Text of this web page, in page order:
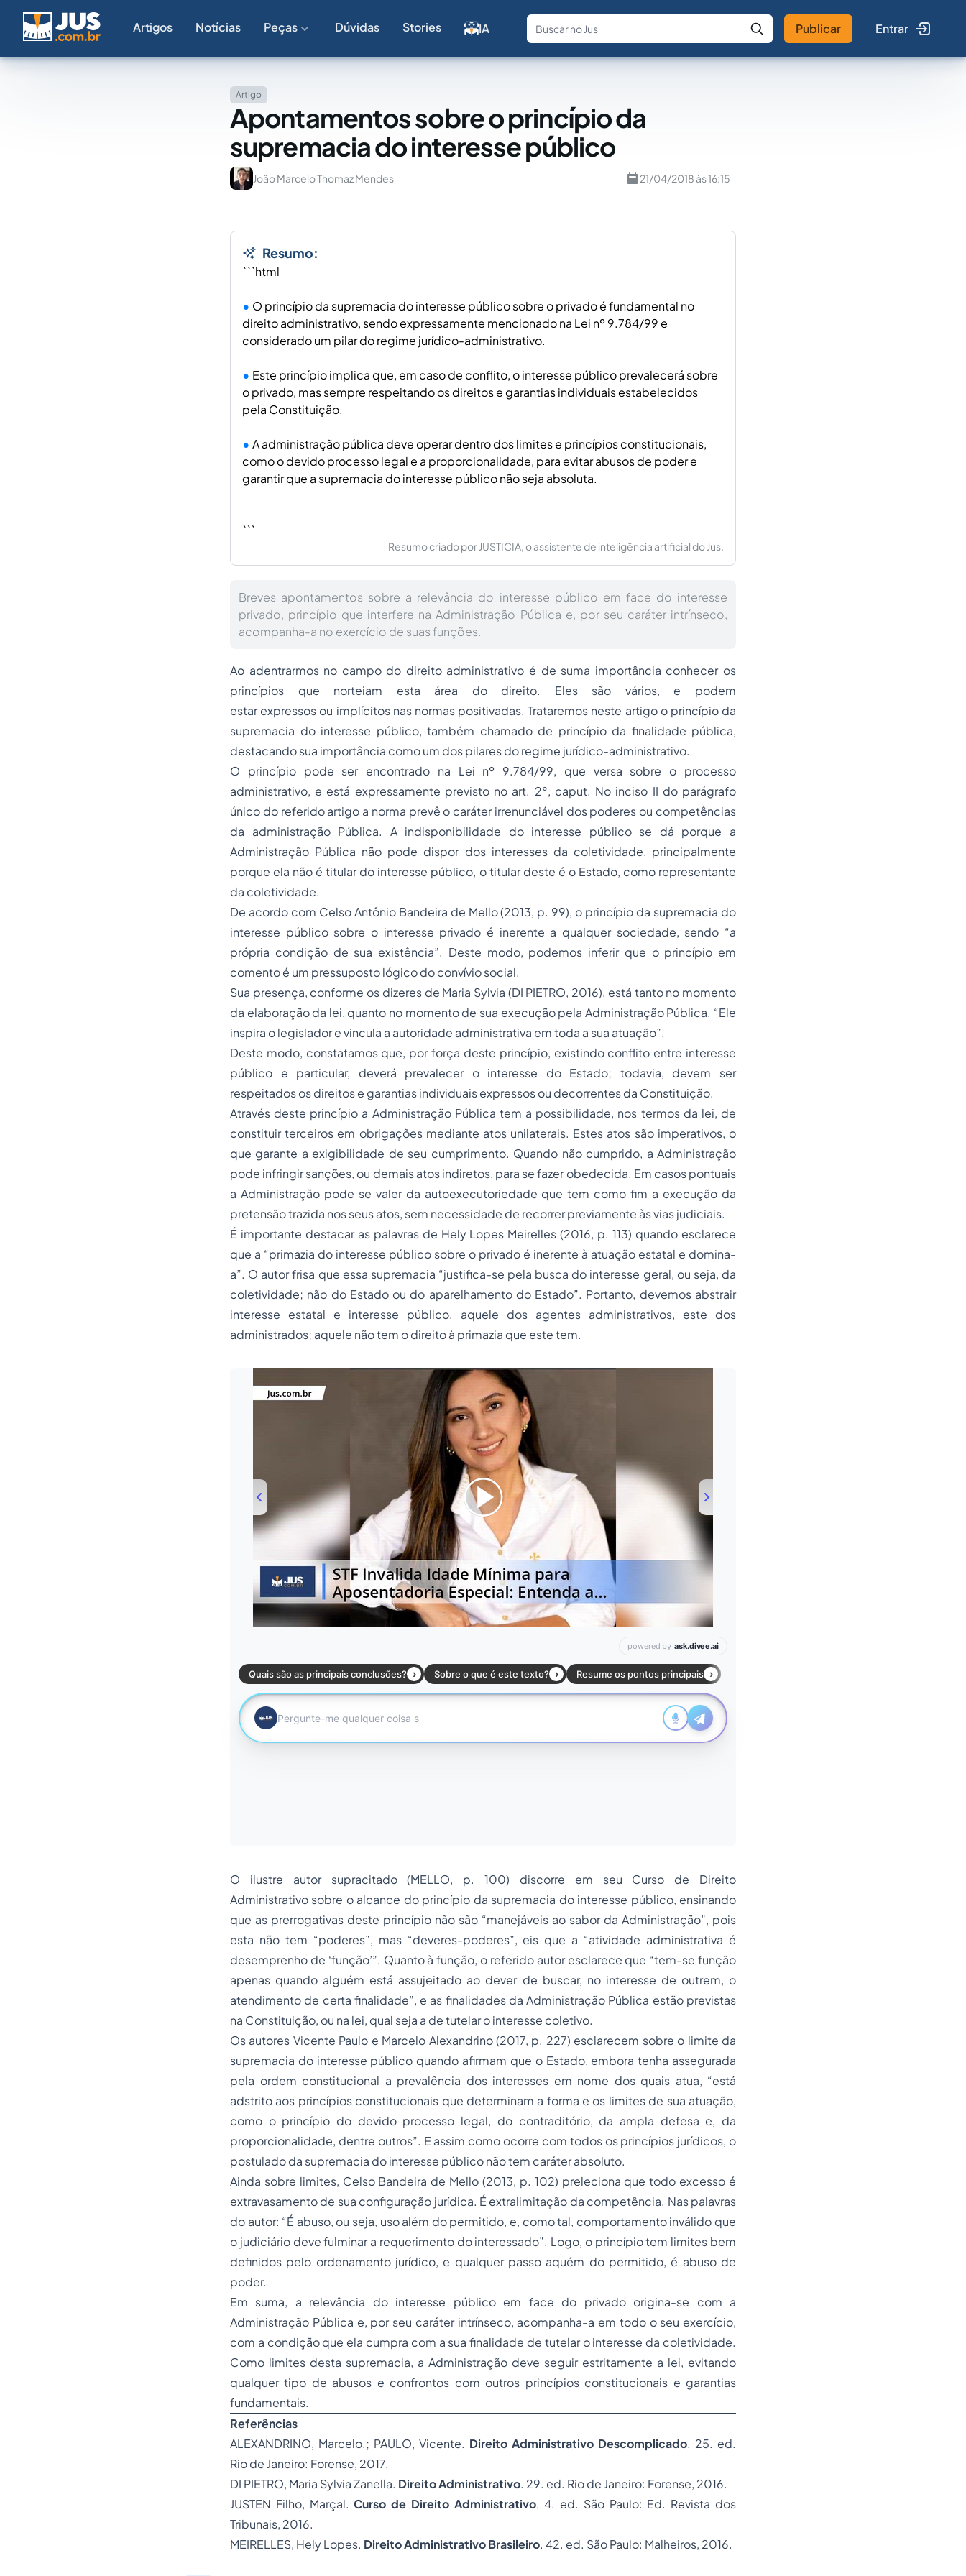
Artigos Notícias Peças Dúvidas Stories IA
Fale com a IA Buscar no Jus
Publicar Entrar
Artigo
Apontamentos sobre o princípio da
supremacia do interesse público
João Marcelo Thomaz Mendes 21/04/2018 às 16:15
Resumo:
```html
O princípio da supremacia do interesse público sobre o privado é fundamental no
direito administrativo, sendo expressamente mencionado na Lei nº 9.784/99 e
considerado um pilar do regime jurídico-administrativo.
Este princípio implica que, em caso de conflito, o interesse público prevalecerá sobre
o privado, mas sempre respeitando os direitos e garantias individuais estabelecidos
pela Constituição.
A administração pública deve operar dentro dos limites e princípios constitucionais,
como o devido processo legal e a proporcionalidade, para evitar abusos de poder e
garantir que a supremacia do interesse público não seja absoluta.
```
Resumo criado por JUSTICIA, o assistente de inteligência artificial do Jus.
Breves apontamentos sobre a relevância do interesse público em face do interesse
privado, princípio que interfere na Administração Pública e, por seu caráter intrínseco,
acompanha-a no exercício de suas funções.
Ao adentrarmos no campo do direito administrativo é de suma importância conhecer os
princípios que norteiam esta área do direito. Eles são vários, e podem
estar expressos ou implícitos nas normas positivadas. Trataremos neste artigo o princípio da
supremacia do interesse público, também chamado de princípio da finalidade pública,
destacando sua importância como um dos pilares do regime jurídico-administrativo.
O princípio pode ser encontrado na Lei nº 9.784/99, que versa sobre o processo
administrativo, e está expressamente previsto no art. 2°, caput. No inciso II do parágrafo
único do referido artigo a norma prevê o caráter irrenunciável dos poderes ou competências
da administração Pública. A indisponibilidade do interesse público se dá porque a
Administração Pública não pode dispor dos interesses da coletividade, principalmente
porque ela não é titular do interesse público, o titular deste é o Estado, como representante
da coletividade.
De acordo com Celso Antônio Bandeira de Mello (2013, p. 99), o princípio da supremacia do
interesse público sobre o interesse privado é inerente a qualquer sociedade, sendo “a
própria condição de sua existência”. Deste modo, podemos inferir que o princípio em
comento é um pressuposto lógico do convívio social.
Sua presença, conforme os dizeres de Maria Sylvia (DI PIETRO, 2016), está tanto no momento
da elaboração da lei, quanto no momento de sua execução pela Administração Pública. “Ele
inspira o legislador e vincula a autoridade administrativa em toda a sua atuação”.
Deste modo, constatamos que, por força deste princípio, existindo conflito entre interesse
público e particular, deverá prevalecer o interesse do Estado; todavia, devem ser
respeitados os direitos e garantias individuais expressos ou decorrentes da Constituição.
Através deste princípio a Administração Pública tem a possibilidade, nos termos da lei, de
constituir terceiros em obrigações mediante atos unilaterais. Estes atos são imperativos, o
que garante a exigibilidade de seu cumprimento. Quando não cumprido, a Administração
pode infringir sanções, ou demais atos indiretos, para se fazer obedecida. Em casos pontuais
a Administração pode se valer da autoexecutoriedade que tem como fim a execução da
pretensão trazida nos seus atos, sem necessidade de recorrer previamente às vias judiciais.
É importante destacar as palavras de Hely Lopes Meirelles (2016, p. 113) quando esclarece
que a “primazia do interesse público sobre o privado é inerente à atuação estatal e domina-
a”. O autor frisa que essa supremacia “justifica-se pela busca do interesse geral, ou seja, da
coletividade; não do Estado ou do aparelhamento do Estado”. Portanto, devemos abstrair
interesse estatal e interesse público, aquele dos agentes administrativos, este dos
administrados; aquele não tem o direito à primazia que este tem.
O ilustre autor supracitado (MELLO, p. 100) discorre em seu Curso de Direito
Administrativo sobre o alcance do princípio da supremacia do interesse público, ensinando
que as prerrogativas deste princípio não são “manejáveis ao sabor da Administração”, pois
esta não tem “poderes”, mas “deveres-poderes”, eis que a “atividade administrativa é
desemprenho de ‘função’”. Quanto à função, o referido autor esclarece que “tem-se função
apenas quando alguém está assujeitado ao dever de buscar, no interesse de outrem, o
atendimento de certa finalidade”, e as finalidades da Administração Pública estão previstas
na Constituição, ou na lei, qual seja a de tutelar o interesse coletivo.
Os autores Vicente Paulo e Marcelo Alexandrino (2017, p. 227) esclarecem sobre o limite da
supremacia do interesse público quando afirmam que o Estado, embora tenha assegurada
pela ordem constitucional a prevalência dos interesses em nome dos quais atua, “está
adstrito aos princípios constitucionais que determinam a forma e os limites de sua atuação,
como o princípio do devido processo legal, do contraditório, da ampla defesa e, da
proporcionalidade, dentre outros”. E assim como ocorre com todos os princípios jurídicos, o
postulado da supremacia do interesse público não tem caráter absoluto.
Ainda sobre limites, Celso Bandeira de Mello (2013, p. 102) preleciona que todo excesso é
extravasamento de sua configuração jurídica. É extralimitação da competência. Nas palavras
do autor: “É abuso, ou seja, uso além do permitido, e, como tal, comportamento inválido que
o judiciário deve fulminar a requerimento do interessado”. Logo, o princípio tem limites bem
definidos pelo ordenamento jurídico, e qualquer passo aquém do permitido, é abuso de
poder.
Em suma, a relevância do interesse público em face do privado origina-se com a
Administração Pública e, por seu caráter intrínseco, acompanha-a em todo o seu exercício,
com a condição que ela cumpra com a sua finalidade de tutelar o interesse da coletividade.
Como limites desta supremacia, a Administração deve seguir estritamente a lei, evitando
qualquer tipo de abusos e confrontos com outros princípios constitucionais e garantias
fundamentais.
Referências
ALEXANDRINO, Marcelo.; PAULO, Vicente. Direito Administrativo Descomplicado. 25. ed.
Rio de Janeiro: Forense, 2017.
DI PIETRO, Maria Sylvia Zanella. Direito Administrativo. 29. ed. Rio de Janeiro: Forense, 2016.
JUSTEN Filho, Marçal.Curso de Direito Administrativo. 4. ed. São Paulo: Ed. Revista dos
Tribunais, 2016.
MEIRELLES, Hely Lopes. Direito Administrativo Brasileiro. 42. ed. São Paulo: Malheiros, 2016.